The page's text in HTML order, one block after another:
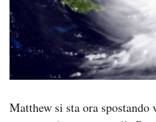
Matthew si sta ora spostando